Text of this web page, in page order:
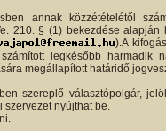
annak közzétételétől
210. § (1) bekezdése
).A
legkésőbb harmadik
megállapított határidő
szereplő választópolgár,
szervezet nyújthat be.